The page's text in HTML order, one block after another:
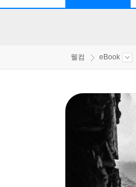
웰컴 eBook